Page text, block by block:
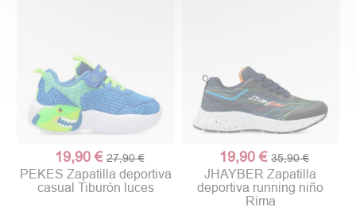
19,90 € 27,90 €
PEKES Zapatilla deportiva
casual Tiburón luces
19,90 € 35,90 €
JHAYBER Zapatilla
deportiva running niño
Rima